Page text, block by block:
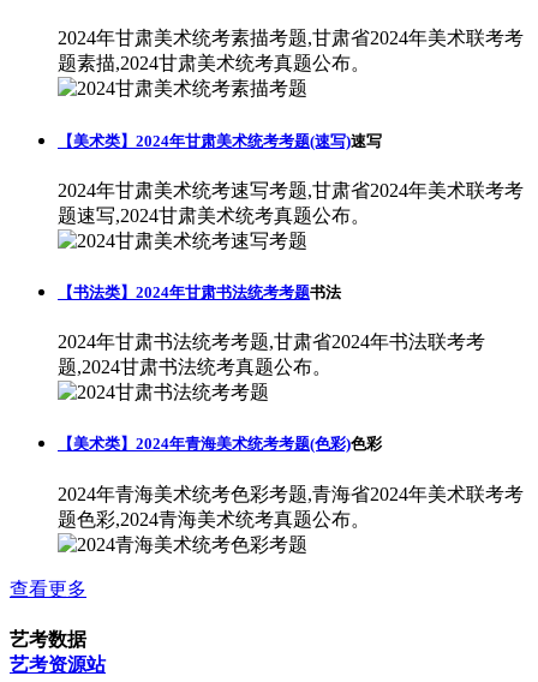
2024年甘肃美术统考素描考题,甘肃省2024年美术联考考
题素描,2024甘肃美术统考真题公布。
【美术类】2024年甘肃美术统考考题(速写)速写
2024年甘肃美术统考速写考题,甘肃省2024年美术联考考
题速写,2024甘肃美术统考真题公布。
【书法类】2024年甘肃书法统考考题书法
2024年甘肃书法统考考题,甘肃省2024年书法联考考
题,2024甘肃书法统考真题公布。
【美术类】2024年青海美术统考考题(色彩)色彩
2024年青海美术统考色彩考题,青海省2024年美术联考考
题色彩,2024青海美术统考真题公布。
查看更多
艺考数据
艺考资源站